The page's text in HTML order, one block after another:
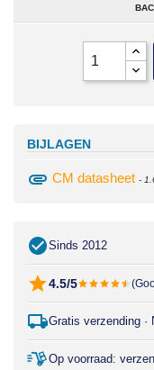
BIJLAGEN
attachment CM datasheet -
Sinds 2012
4.5/5
Gratis verzending ·
Op voorraad: